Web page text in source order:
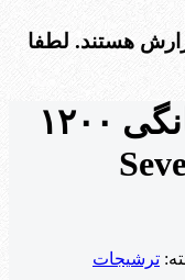
هستند. لطفا
ترشی هفت میوه خانگی ۱۲۰۰
ترشیجات